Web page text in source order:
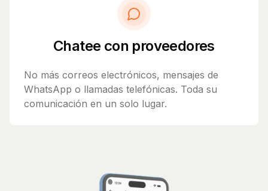
Chatee con proveedores
No más correos electrónicos, mensajes de
WhatsApp o llamadas telefónicas. Toda su
comunicación en un solo lugar.